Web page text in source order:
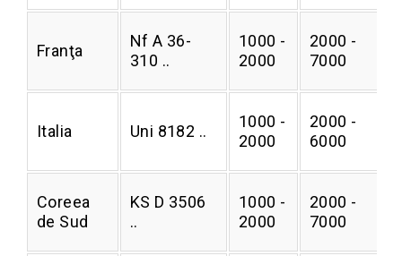
Franţa
Nf A 36-
310 ..
1000 -
2000
2000 -
7000
Italia Uni 8182 ..
1000 -
2000
2000 -
6000
Coreea
de Sud
KS D 3506
..
1000 -
2000
2000 -
7000